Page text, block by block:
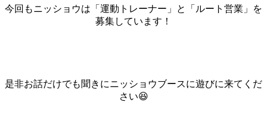
今回もニッショウは「運動トレーナー」と「ルート営業」を
募集しています！
是非お話だけでも聞きにニッショウブースに遊びに来てくだ
さい😆